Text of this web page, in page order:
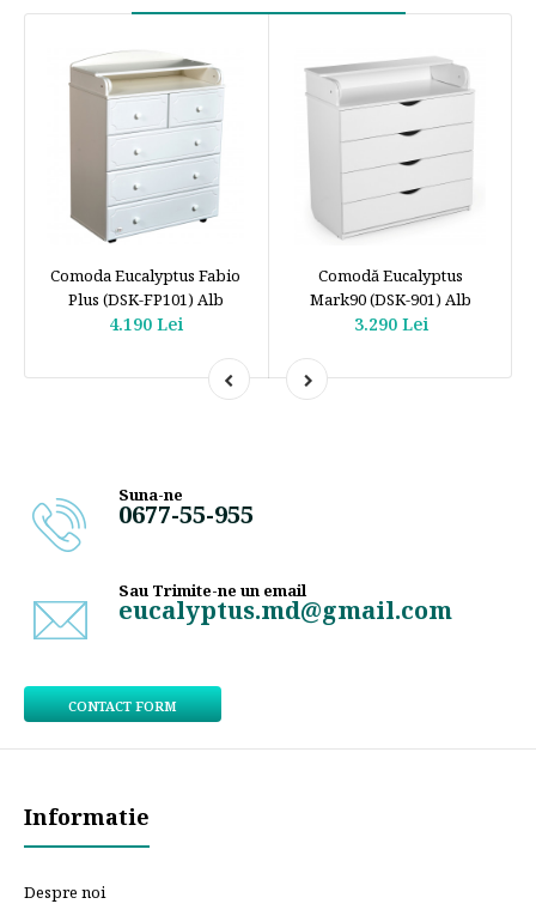
Comoda Eucalyptus Fabio
Plus (DSK-FP101) Alb
4.190 Lei
Comodă Eucalyptus
Mark90 (DSK-901) Alb
3.290 Lei
Suna-ne
0677-55-955
Sau Trimite-ne un email
eucalyptus.md@gmail.com
CONTACT FORM
Informatie
Despre noi